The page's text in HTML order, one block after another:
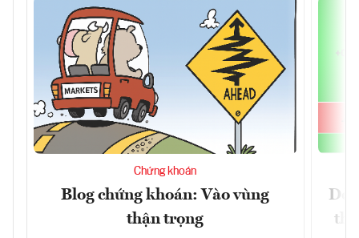
Chứng khoán
Blog chứng khoán: Vào vùng
thận trọng
thị